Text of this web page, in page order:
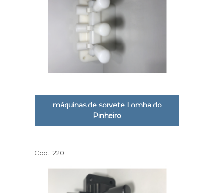
máquinas de sorvete Lomba do
Pinheiro
Cod.:1220